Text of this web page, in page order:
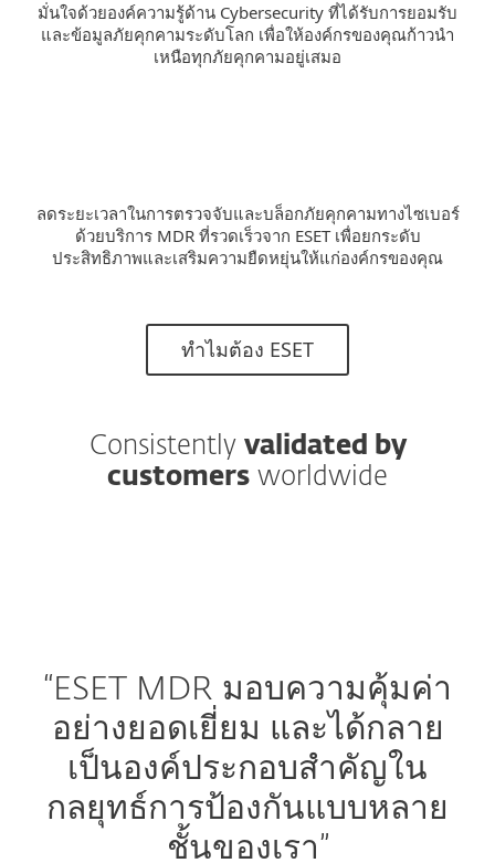
มั่นใจด้วยองค์ความรู้ด้าน Cybersecurity ที่ได้รับการยอมรับ
และข้อมูลภัยคุกคามระดับโลก เพื่อให้องค์กรของคุณก้าวนำ
เหนือทุกภัยคุกคามอยู่เสมอ
ลดระยะเวลาในการตรวจจับและบล็อกภัยคุกคามทางไซเบอร์
ด้วยบริการ MDR ที่รวดเร็วจาก ESET เพื่อยกระดับ
ประสิทธิภาพและเสริมความยืดหยุ่นให้แก่องค์กรของคุณ
ทำไมต้อง ESET
Consistently validated by
customers worldwide
“ESET MDR มอบความคุ้มค่า
อย่างยอดเยี่ยม และได้กลาย
เป็นองค์ประกอบสำคัญใน
กลยุทธ์การป้องกันแบบหลาย
ชั้นของเรา”